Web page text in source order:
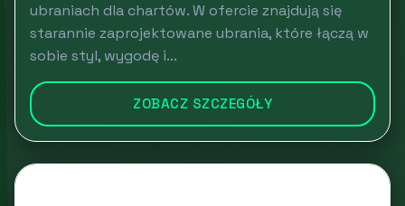
ubraniach dla chartów. W ofercie znajdują się
starannie zaprojektowane ubrania, które łączą w
sobie styl, wygodę i...
ZOBACZ SZCZEGÓŁY